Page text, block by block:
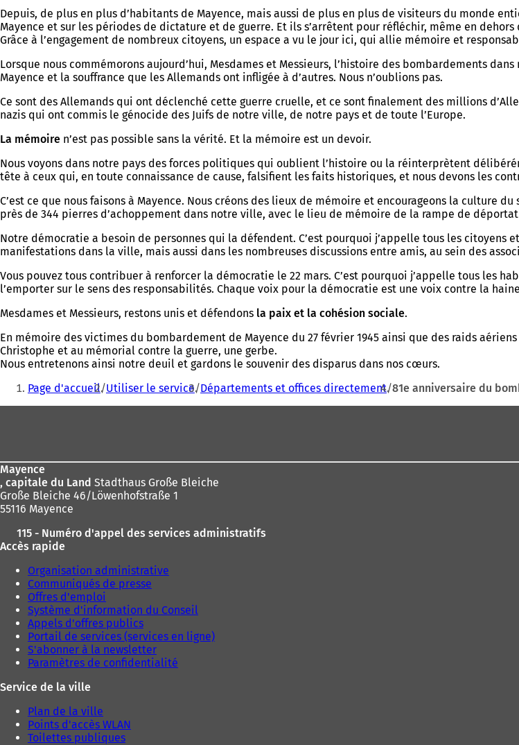
Depuis, de plus en plus d’habitants de Mayence, mais aussi de plus en plus de visiteurs du monde
Mayence et sur les périodes de dictature et de guerre. Et ils s’arrêtent pour réfléchir, même en
Grâce à l’engagement de nombreux citoyens, un espace a vu le jour ici, qui allie mémoire et
Lorsque nous commémorons aujourd’hui, Mesdames et Messieurs, l’histoire des bombardements
Mayence et la souffrance que les Allemands ont infligée à d’autres. Nous n’oublions pas.
Ce sont des Allemands qui ont déclenché cette guerre cruelle, et ce sont finalement des millions
nazis qui ont commis le génocide des Juifs de notre ville, de notre pays et de toute l’Europe.
La mémoire n’est pas possible sans la vérité. Et la mémoire est un devoir.
Nous voyons dans notre pays des forces politiques qui oublient l’histoire ou la réinterprètent
tête à ceux qui, en toute connaissance de cause, falsifient les faits historiques, et nous devons les
C’est ce que nous faisons à Mayence. Nous créons des lieux de mémoire et encourageons la culture
près de 344 pierres d’achoppement dans notre ville, avec le lieu de mémoire de la rampe de
Notre démocratie a besoin de personnes qui la défendent. C’est pourquoi j’appelle tous les
manifestations dans la ville, mais aussi dans les nombreuses discussions entre amis, au sein des
Vous pouvez tous contribuer à renforcer la démocratie le 22 mars. C’est pourquoi j’appelle tous les
l’emporter sur le sens des responsabilités. Chaque voix pour la démocratie est une voix contre la
Mesdames et Messieurs, restons unis et défendons la paix et la cohésion sociale.
En mémoire des victimes du bombardement de Mayence du 27 février 1945 ainsi que des raids
Christophe et au mémorial contre la guerre, une gerbe.
Nous entretenons ainsi notre deuil et gardons le souvenir des disparus dans nos cœurs.
Vous
êtes
Page d'accueil Utiliser le service Départements et offices directement 81e anniversaire du
Mayence
, capitale du Land Stadthaus Große Bleiche
Große Bleiche 46/Löwenhofstraße 1
55116 Mayence
115 - Numéro d'appel des services administratifs
Accès rapide
Organisation administrative
Communiqués de presse
Offres d'emploi
Système d'information du Conseil
Appels d'offres publics
Portail de services (services en ligne)
S'abonner à la newsletter
Paramètres de confidentialité
Service de la ville
Plan de la ville
Points d'accès WLAN
Toilettes publiques